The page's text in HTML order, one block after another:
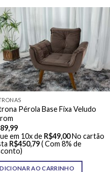
Pérola Base Fixa Veludo
em 10x de R$49,00No cartão
R$450,79( Com 8% de
AO CARRINHO